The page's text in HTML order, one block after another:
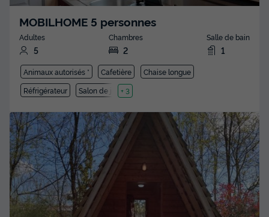
MOBILHOME 5 personnes
Adultes
5
Chambres
2
Salle de bain
1
Animaux autorisés * Cafetière
Chaise longue
Réfrigérateur
Salon de jardin
+ 3